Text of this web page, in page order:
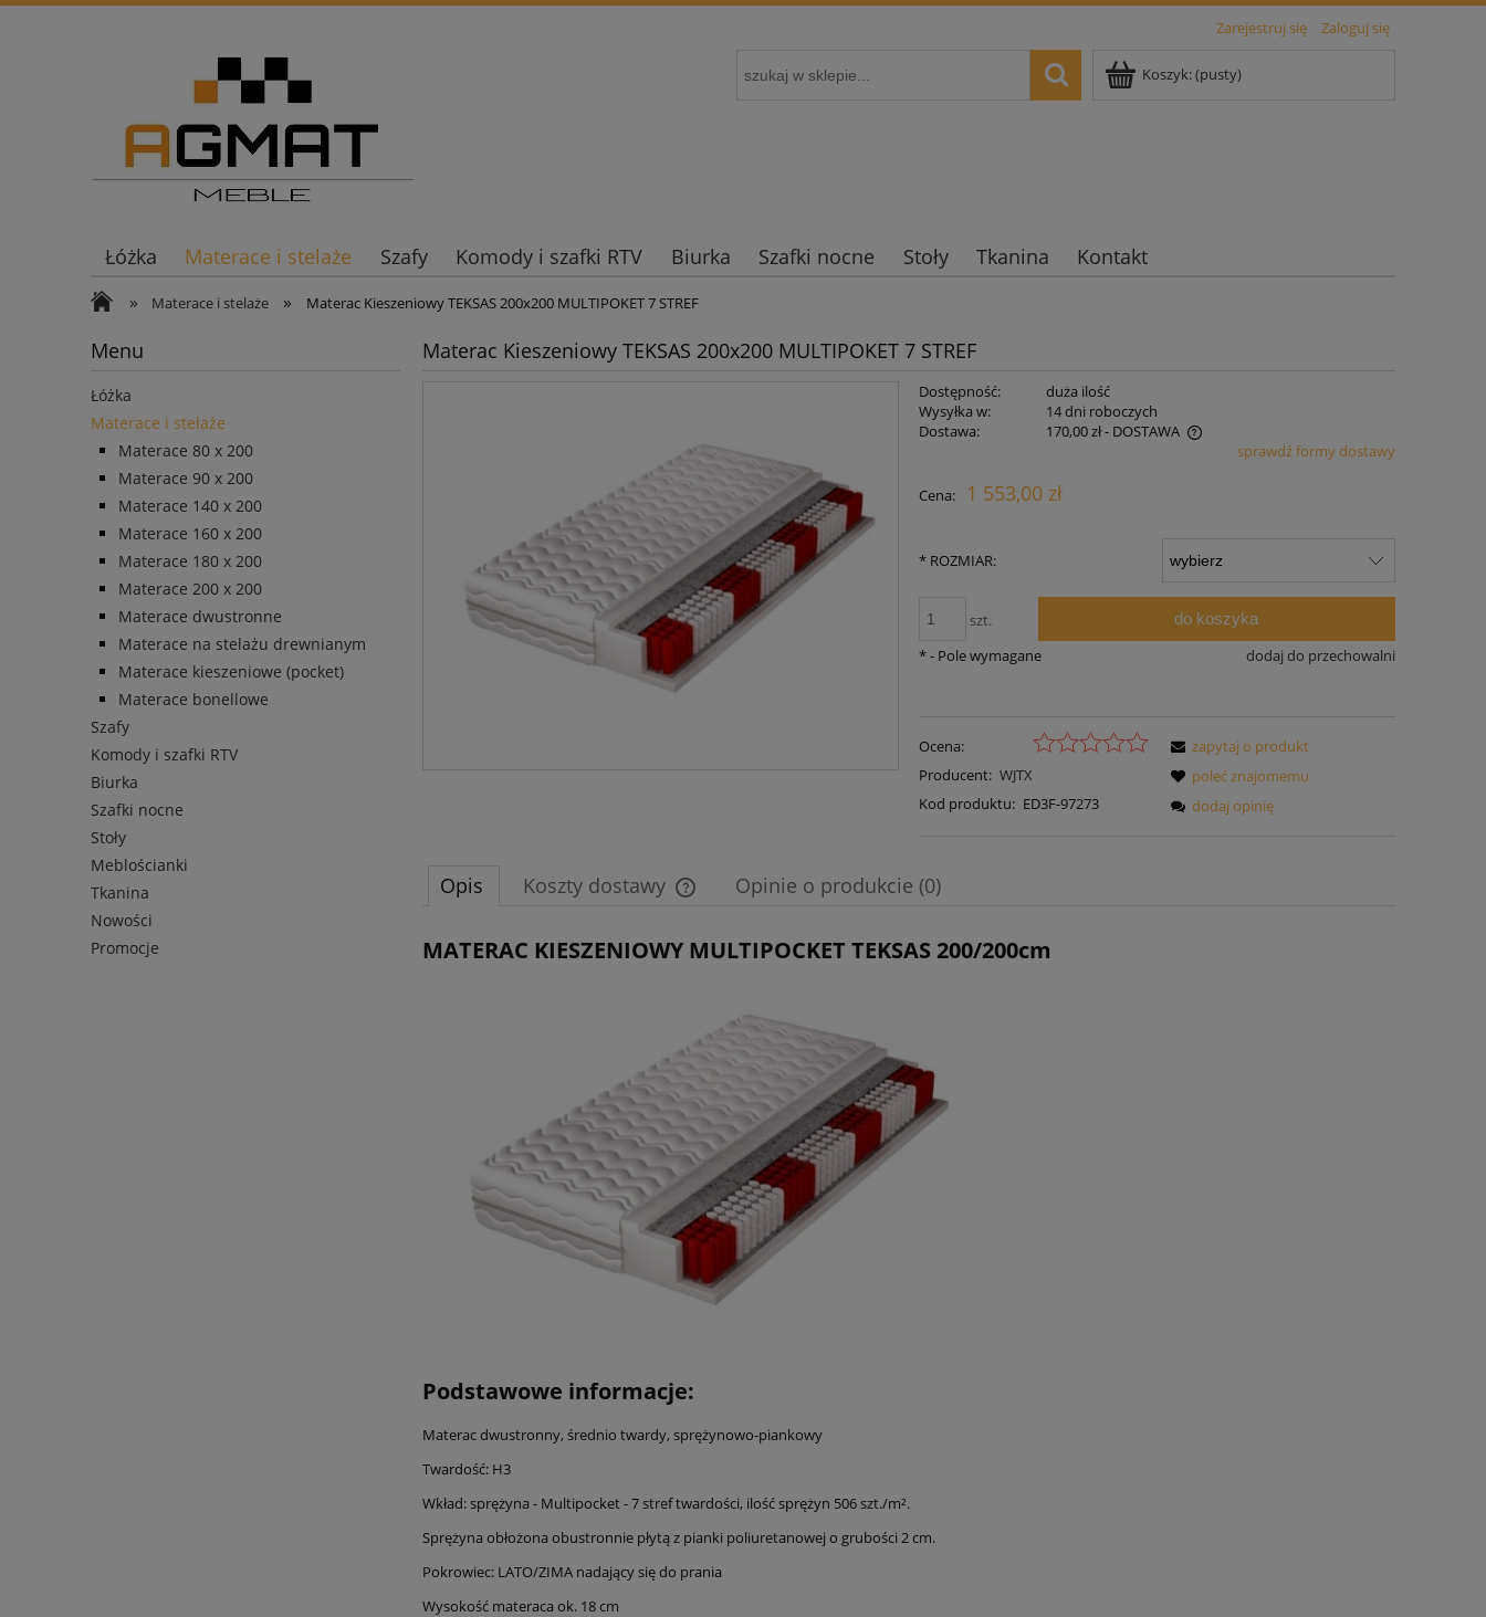
Zarejestruj się Zaloguj się
Koszyk:(pusty)
Łóżka Materace i stelaże Szafy Komody i szafki RTV Biurka Szafki nocne Stoły Tkanina Kontakt
» Materace i stelaże » Materac Kieszeniowy TEKSAS 200x200 MULTIPOKET 7 STREF
Menu
Łóżka
Materace i stelaże
Materace 80 x 200
Materace 90 x 200
Materace 140 x 200
Materace 160 x 200
Materace 180 x 200
Materace 200 x 200
Materace dwustronne
Materace na stelażu drewnianym
Materace kieszeniowe (pocket)
Materace bonellowe
Szafy
Komody i szafki RTV
Biurka
Szafki nocne
Stoły
Meblościanki
Tkanina
Nowości
Promocje
Materac Kieszeniowy TEKSAS 200x200 MULTIPOKET 7 STREF
Dostępność:
duża ilość
Wysyłka w:
14 dni roboczych
Dostawa:
170,00 zł- DOSTAWA
płatności
sprawdź formy dostawy
Cena: 1 553,00 zł
* ROZMIAR:
szt. do koszyka
dodaj do przechowalni
*- Pole wymagane
Ocena:
Producent: WJTX
Kod produktu: ED3F-97273
zapytaj o produkt
poleć znajomemu
dodaj opinię
Opis Koszty dostawy
Cena nie zawiera ewentualnych kosztów
płatności
Opinie o produkcie (0)
MATERAC KIESZENIOWY MULTIPOCKET TEKSAS 200/200cm
Podstawowe informacje:
Materac dwustronny, średnio twardy, sprężynowo-piankowy
Twardość: H3
Wkład: sprężyna - Multipocket - 7 stref twardości, ilość sprężyn 506 szt./m².
Sprężyna obłożona obustronnie płytą z pianki poliuretanowej o grubości 2 cm.
Pokrowiec: LATO/ZIMA nadający się do prania
Wysokość materaca ok. 18 cm